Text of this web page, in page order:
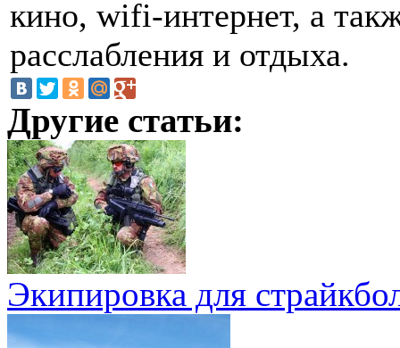
кино, wifi-интернет, а
расслабления и отдыха.
Другие статьи:
Экипировка для